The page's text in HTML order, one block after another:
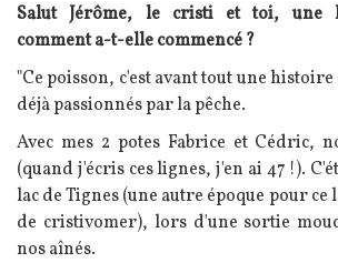
Texte
Salut Jérôme, le cristi et toi, une
comment a-t-elle commencé ?
"Ce poisson, c'est avant tout une
déjà passionnés par la pêche.
Avec mes 2 potes Fabrice et Cédric,
(quand j'écris ces lignes, j'en ai 47 !).
lac de Tignes (une autre époque pour ce
de cristivomer), lors d'une sortie
nos aînés.